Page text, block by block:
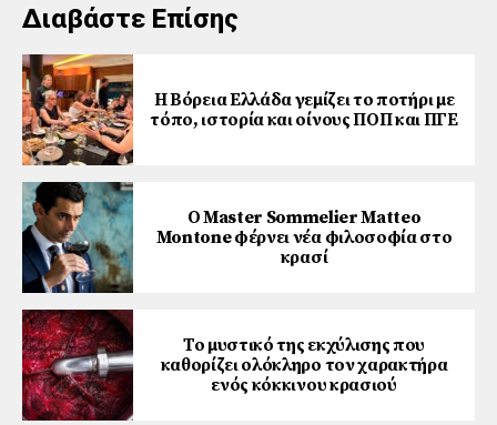
Διαβάστε Επίσης
Η Βόρεια Ελλάδα γεμίζει το ποτήρι με
τόπο, ιστορία και οίνους ΠΟΠ και ΠΓΕ
Ο Master Sommelier Matteo
Montone φέρνει νέα φιλοσοφία στο
κρασί
Το μυστικό της εκχύλισης που
καθορίζει ολόκληρο τον χαρακτήρα
ενός κόκκινου κρασιού